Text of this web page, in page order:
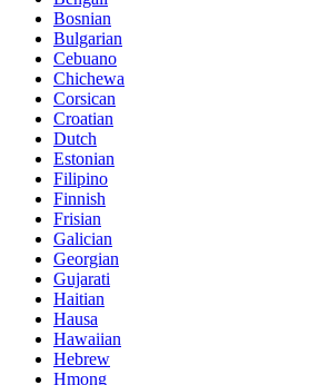
Bosnian
Bulgarian
Cebuano
Chichewa
Corsican
Croatian
Dutch
Estonian
Filipino
Finnish
Frisian
Galician
Georgian
Gujarati
Haitian
Hausa
Hawaiian
Hebrew
Hmong